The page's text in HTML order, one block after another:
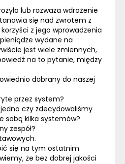
lub rozważa wdrożenie
się nad zwrotem z
z jego wprowadzenia
wydane na
jest wiele zmiennych,
na to pytanie, między
dobrany do naszej
przez system?
czy zdecydowaliśmy
sobą kilka systemów?
zespół?
się na tym ostatnim
że bez dobrej jakości